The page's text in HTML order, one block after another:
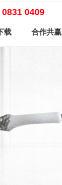
载 合作共赢
0409